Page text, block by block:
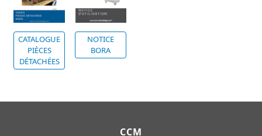
CATALOGUE
PIÈCES
DÉTACHÉES
NOTICE
BORA
CCM